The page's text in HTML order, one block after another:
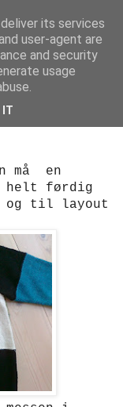
håndstrik
må en
helt førdig
og til layout
its services
user-agent are
and security
usage
IT